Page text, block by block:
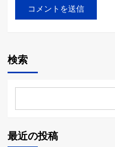
検索
最近の投稿